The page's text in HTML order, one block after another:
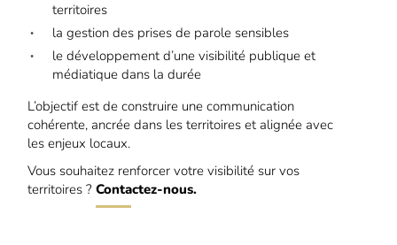
territoires
la gestion des prises de parole sensibles
le développement d’une visibilité publique et
médiatique dans la durée
L’objectif est de construire une communication
cohérente, ancrée dans les territoires et alignée avec
les enjeux locaux.
Vous souhaitez renforcer votre visibilité sur vos
territoires ?Contactez-nous.